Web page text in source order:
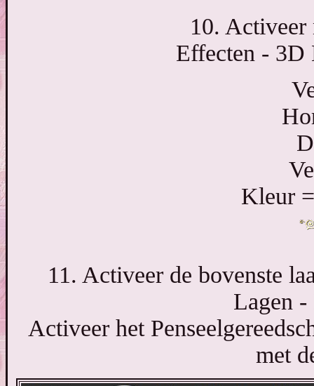
10. Activeer
Effecten - 3D
Kleur
11. Activeer de bovenste
Lagen -
Activeer het
met